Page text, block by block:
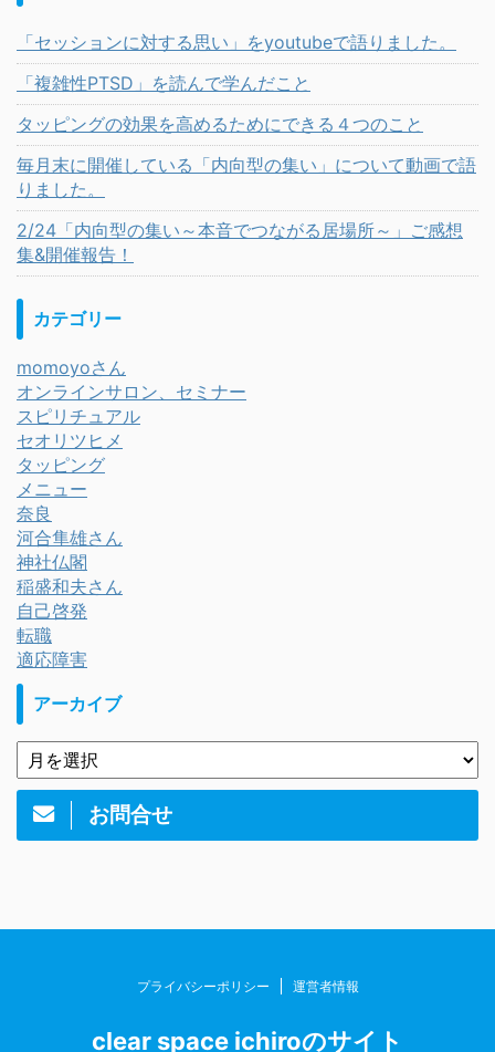
「セッションに対する思い」をyoutubeで語りました。
「複雑性PTSD」を読んで学んだこと
タッピングの効果を高めるためにできる４つのこと
毎月末に開催している「内向型の集い」について動画で語
りました。
2/24「内向型の集い～本音でつながる居場所～」ご感想
集&開催報告！
カテゴリー
momoyoさん
オンラインサロン、セミナー
スピリチュアル
セオリツヒメ
タッピング
メニュー
奈良
河合隼雄さん
神社仏閣
稲盛和夫さん
自己啓発
転職
適応障害
アーカイブ
お問合せ
プライバシーポリシー 運営者情報
clear space ichiroのサイト